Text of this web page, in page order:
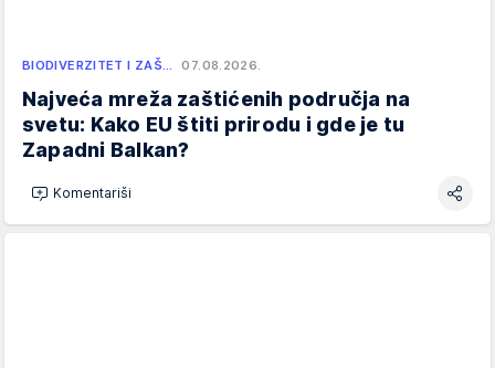
BIODIVERZITET I ZAŠ… 07.08.2026.
Najveća mreža zaštićenih područja na
svetu: Kako EU štiti prirodu i gde je tu
Zapadni Balkan?
Komentariši